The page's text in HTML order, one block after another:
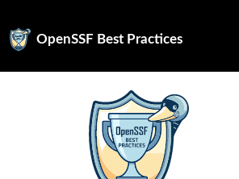
OpenSSF Best Practices